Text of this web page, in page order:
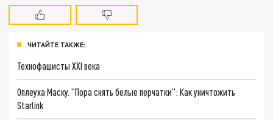
ЧИТАЙТЕ ТАКЖЕ:
Технофашисты XXI века
Оплеуха Маску. "Пора снять белые перчатки": Как уничтожить
Starlink